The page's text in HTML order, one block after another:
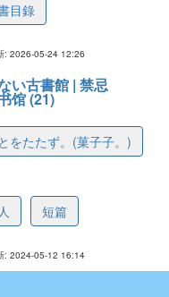
目錄
: 2026-05-24 12:26
い古書館 | 禁忌
馆 (21)
をたたず。(菓子子。)
短篇
: 2024-05-12 16:14